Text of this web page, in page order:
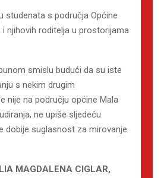
studenata s područja Općine
i njihovih roditelja u prostorijama
smislu budući da su iste
s nekim drugim
nije na području općine Mala
ne upiše sljedeću
dobije suglasnost za mirovanje
MAGDALENA CIGLAR,